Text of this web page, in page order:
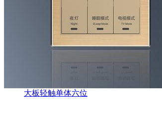
大板轻触单体六位